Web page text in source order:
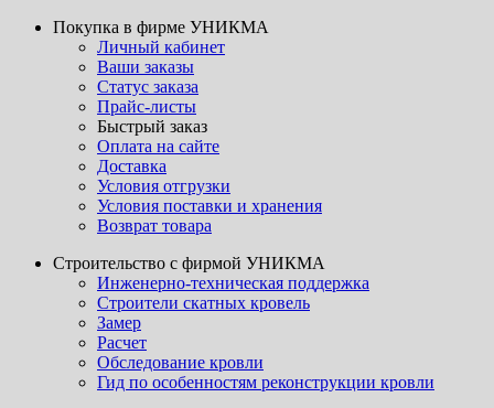
Покупка в фирме УНИКМА
Личный кабинет
Ваши заказы
Статус заказа
Прайс-листы
Быстрый заказ
Оплата на сайте
Доставка
Условия отгрузки
Условия поставки и хранения
Возврат товара
Строительство с фирмой УНИКМА
Инженерно-техническая поддержка
Строители скатных кровель
Замер
Расчет
Обследование кровли
Гид по особенностям реконструкции кровли